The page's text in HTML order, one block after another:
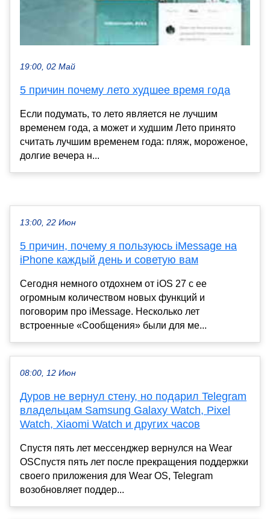
19:00, 02 Май
5 причин почему лето худшее время года
Если подумать, то лето является не лучшим
временем года, а может и худшим Лето принято
считать лучшим временем года: пляж, мороженое,
долгие вечера н...
13:00, 22 Июн
5 причин, почему я пользуюсь iMessage на
iPhone каждый день и советую вам
Сегодня немного отдохнем от iOS 27 с ее
огромным количеством новых функций и
поговорим про iMessage. Несколько лет
встроенные «Сообщения» были для ме...
08:00, 12 Июн
Дуров не вернул стену, но подарил Telegram
владельцам Samsung Galaxy Watch, Pixel
Watch, Xiaomi Watch и других часов
Спустя пять лет мессенджер вернулся на Wear
OSСпустя пять лет после прекращения поддержки
своего приложения для Wear OS, Telegram
возобновляет поддер...